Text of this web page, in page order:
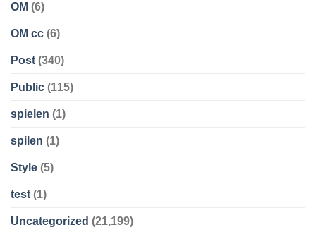
OM (6)
OM cc (6)
Post (340)
Public (115)
spielen (1)
spilen (1)
Style (5)
test (1)
Uncategorized (21,199)